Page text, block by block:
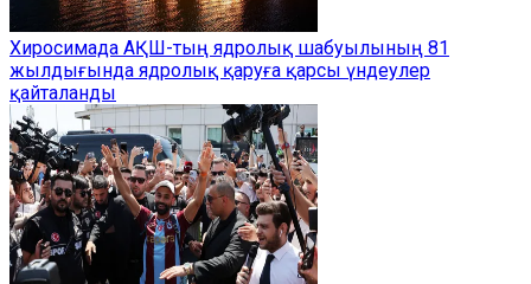
Хиросимада АҚШ-тың ядролық шабуылының 81
жылдығында ядролық қаруға қарсы үндеулер
қайталанды